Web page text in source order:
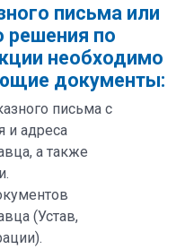
письма или
решения по
необходимо
документы:
письма с
и адреса
а также
(Устав,